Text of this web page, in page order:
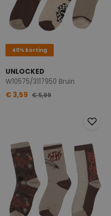
40% korting
UNLOCKED
W10575/3117950 Bruin
€ 3,59 € 5,99